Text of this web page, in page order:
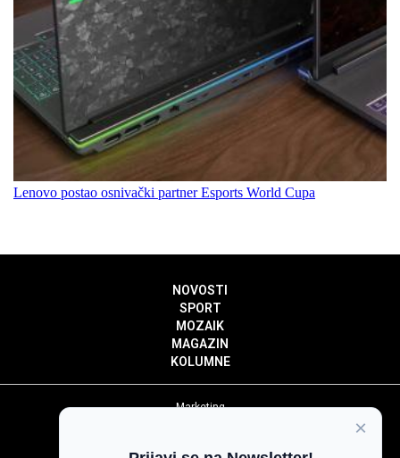
Lenovo postao osnivački partner Esports World Cupa
NOVOSTI
SPORT
MOZAIK
MAGAZIN
KOLUMNE
Marketing
×